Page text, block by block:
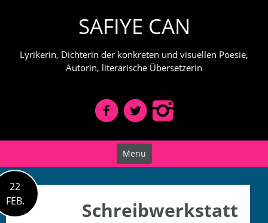
SAFIYE CAN
Lyrikerin, Dichterin der konkreten und visuellen Poesie,
Autorin, literarische Übersetzerin
Menu
22
FEB.
Schreibwerkstatt